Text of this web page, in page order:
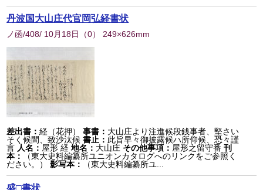
丹波国大山庄代官岡弘経書状
ノ函/408/ 10月18日 （0） 249×626mm
差出書：経（花押） 事書： 大山庄より注進候段銭事者、堅さい
そく候間、致沙汰候 書止： 此旨早々御披露候ハ所仰候、恐々謹
言 人名： 屋形 経 地名： 大山庄 その他事項： 屋形之留守番 刊
本：
（東大史料編纂所ユニオンカタログへのリンクをご参照く
ださい。）
影写本： （東大史料編纂所ユ...
盛□書状